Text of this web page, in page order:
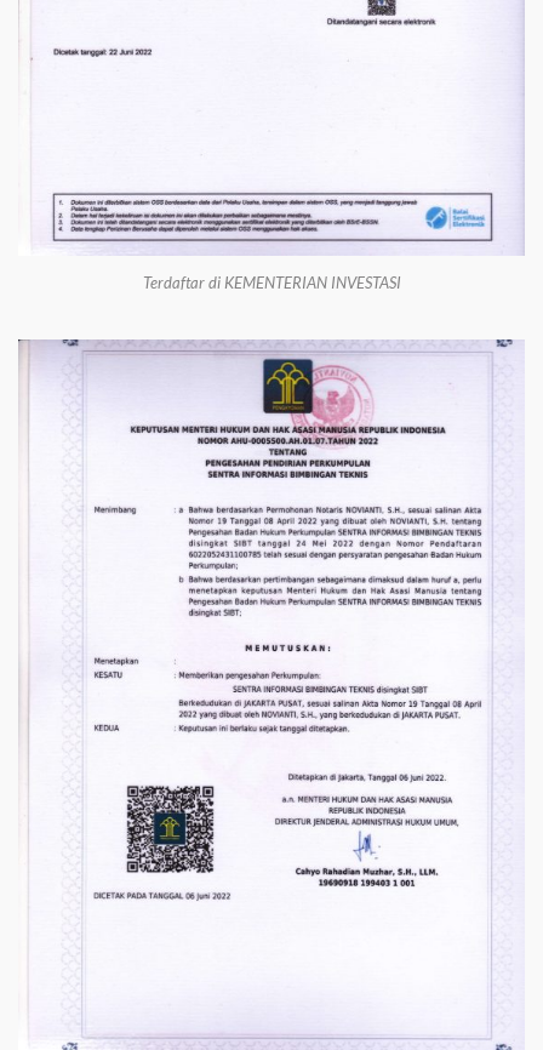
Terdaftar di KEMENTERIAN INVESTASI